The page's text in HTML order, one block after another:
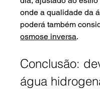
onde a qualidade da
poderá também
osmose inversa.
Conclusão:
água